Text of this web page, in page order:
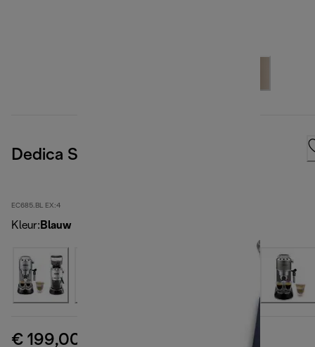
Dedica Style
EC685.BL EX:4
Kleur: Blauw
€ 199,00